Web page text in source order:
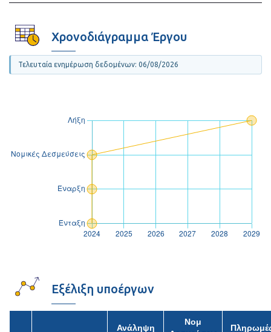
Χρονοδιάγραμμα Έργου
Τελευταία ενημέρωση δεδομένων: 06/08/2026
Εξέλιξη υποέργων
Ανάληψη
Νομ